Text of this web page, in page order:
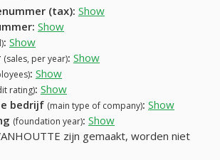
(tax): Show
Show
: Show
(sales, per year): Show
: Show
rating): Show
bedrijf (main type of company): Show
(foundation year): Show
zijn gemaakt, worden niet